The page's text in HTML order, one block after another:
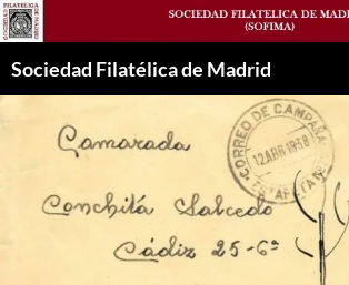
Saltar
al
contenido
Sociedad Filatélica de Madrid